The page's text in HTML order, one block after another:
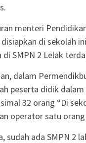
menteri
di sekolah
SMPN 2 Lelak
dalam
peserta didik
32 orang “Di
operator satu orang
sudah ada SMPN 2